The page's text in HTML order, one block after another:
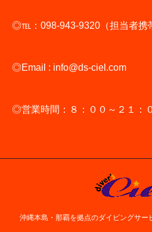
◎℡：098-943-9320（担当者携
◎Email : info@ds-ciel.com
◎営業時間：８：００～２１：
沖縄本島・那覇を拠点のダイビングサ